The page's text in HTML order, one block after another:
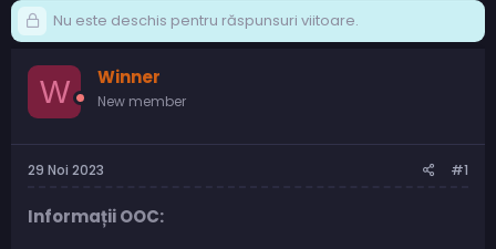
Nu este deschis pentru răspunsuri viitoare.
W Winner
New member
29 Noi 2023 #1
Informații OOC: